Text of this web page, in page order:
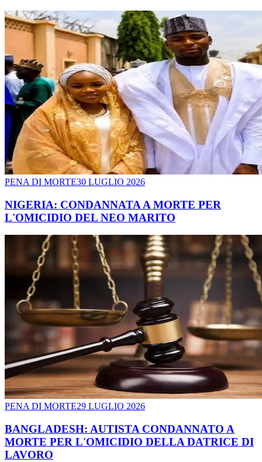
PENA DI MORTE30 LUGLIO 2026
NIGERIA: CONDANNATA A MORTE PER
L'OMICIDIO DEL NEO MARITO
PENA DI MORTE29 LUGLIO 2026
BANGLADESH: AUTISTA CONDANNATO A
MORTE PER L'OMICIDIO DELLA DATRICE DI
LAVORO